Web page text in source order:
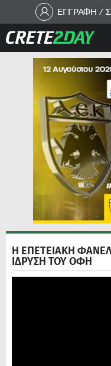
ΕΓΓΡΑΦΗ /
Η ΕΠΕΤΕΙΑΚΗ
ΙΔΡΥΣΗ ΤΟΥ ΟΦΗ